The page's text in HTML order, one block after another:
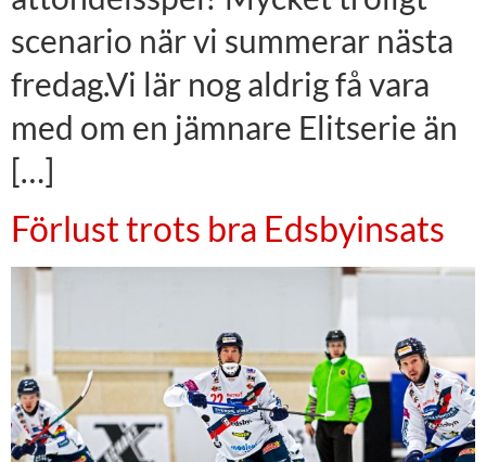
scenario när vi summerar nästa
fredag.Vi lär nog aldrig få vara
med om en jämnare Elitserie än
[…]
Förlust trots bra Edsbyinsats